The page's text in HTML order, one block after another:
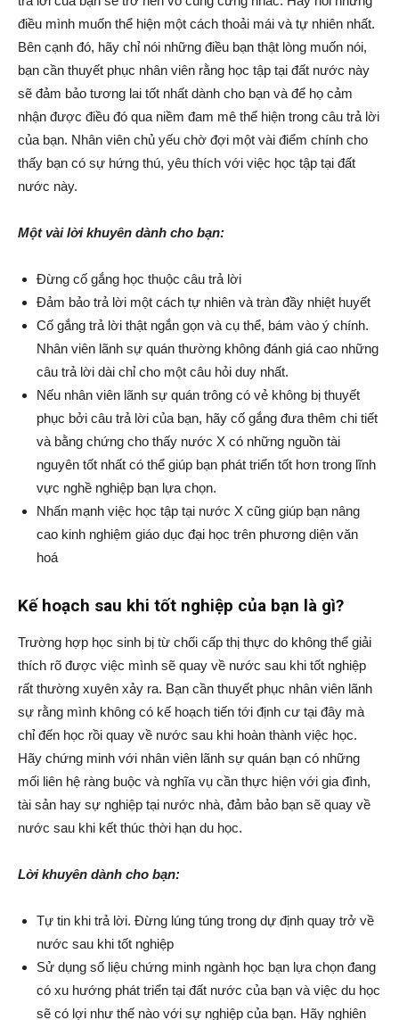
điều mình muốn thể hiện một cách thoải mái và tự nhiên nhất.
Bên cạnh đó, hãy chỉ nói những điều bạn thật lòng muốn nói,
bạn cần thuyết phục nhân viên rằng học tập tại đất nước này
sẽ đảm bảo tương lai tốt nhất dành cho bạn và để họ cảm
nhận được điều đó qua niềm đam mê thể hiện trong câu trả lời
của bạn. Nhân viên chủ yếu chờ đợi một vài điểm chính cho
thấy bạn có sự hứng thú, yêu thích với việc học tập tại đất
nước này.
Một vài lời khuyên dành cho bạn:
Đừng cố gắng học thuộc câu trả lời
Đảm bảo trả lời một cách tự nhiên và tràn đầy nhiệt huyết
Cố gắng trả lời thật ngắn gọn và cụ thể, bám vào ý chính.
Nhân viên lãnh sự quán thường không đánh giá cao những
câu trả lời dài chỉ cho một câu hỏi duy nhất.
Nếu nhân viên lãnh sự quán trông có vẻ không bị thuyết
phục bởi câu trả lời của bạn, hãy cố gắng đưa thêm chi tiết
và bằng chứng cho thấy nước X có những nguồn tài
nguyên tốt nhất có thể giúp bạn phát triển tốt hơn trong lĩnh
vực nghề nghiệp bạn lựa chọn.
Nhấn mạnh việc học tập tại nước X cũng giúp bạn nâng
cao kinh nghiệm giáo dục đại học trên phương diện văn
hoá
Kế hoạch sau khi tốt nghiệp của bạn là gì?
Trường hợp học sinh bị từ chối cấp thị thực do không thể giải
thích rõ được việc mình sẽ quay về nước sau khi tốt nghiệp
rất thường xuyên xảy ra. Bạn cần thuyết phục nhân viên lãnh
sự rằng mình không có kế hoạch tiến tới định cư tại đây mà
chỉ đến học rồi quay về nước sau khi hoàn thành việc học.
Hãy chứng minh với nhân viên lãnh sự quán bạn có những
mối liên hệ ràng buộc và nghĩa vụ cần thực hiện với gia đình,
tài sản hay sự nghiệp tại nước nhà, đảm bảo bạn sẽ quay về
nước sau khi kết thúc thời hạn du học.
Lời khuyên dành cho bạn:
Tự tin khi trả lời. Đừng lúng túng trong dự định quay trở về
nước sau khi tốt nghiệp
Sử dụng số liệu chứng minh ngành học bạn lựa chọn đang
có xu hướng phát triển tại đất nước của bạn và việc du học
sẽ có lợi như thế nào với sự nghiệp của bạn. Hãy nghiên